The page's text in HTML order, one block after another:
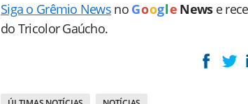
Siga o Grêmio News no Goog le News e
do Tricolor Gaúcho.